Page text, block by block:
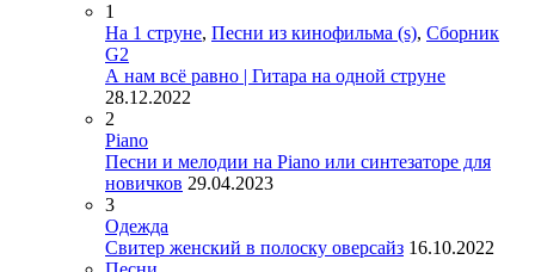
1
На 1 струне, Песни из кинофильма (s), Сборник
G2
А нам всё равно | Гитара на одной струне
28.12.2022
2
Piano
Песни и мелодии на Piano или синтезаторе для
новичков 29.04.2023
3
Одежда
Свитер женский в полоску оверсайз 16.10.2022